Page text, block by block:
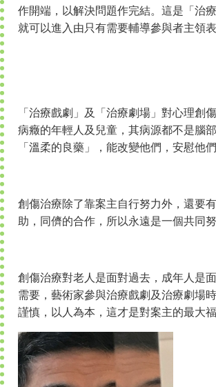
作開端，以解決問題作完結。這是「治
就可以進入由只有需要輔導參與者主領
「治療戲劇」及「治療劇場」對心理創
病癥的年輕人及兒童，其病源都不是腦
「溫柔的良藥」，能改變他們，安慰他
創傷治療除了靠案主自行努力外，還要
助，同儕的合作，所以永遠是一個共同努
創傷治療對老人是面對過去，成年人是
需要，藝術家參與治療戲劇及治療劇場
謹慎，以人為本，這才是對案主的最大福